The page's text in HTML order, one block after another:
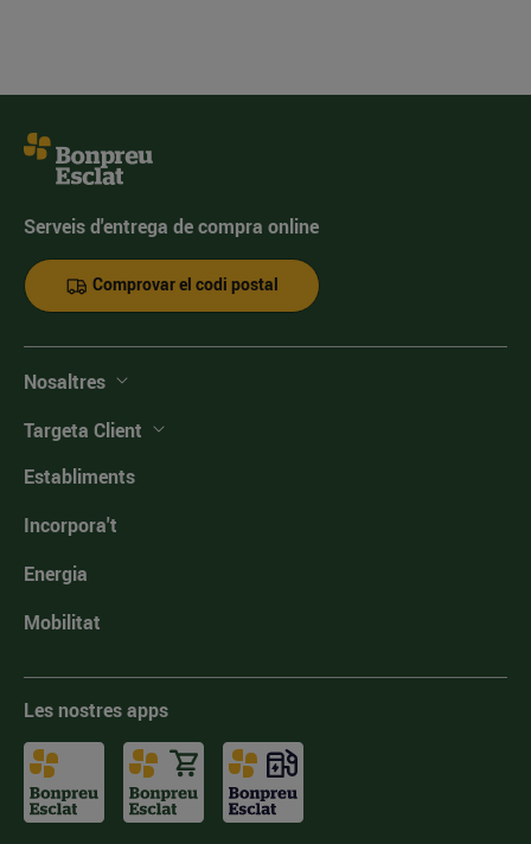
Serveis d'entrega de compra online
Comprovar el codi postal
Nosaltres
Targeta Client
Establiments
Incorpora't
Energia
Mobilitat
Les nostres apps